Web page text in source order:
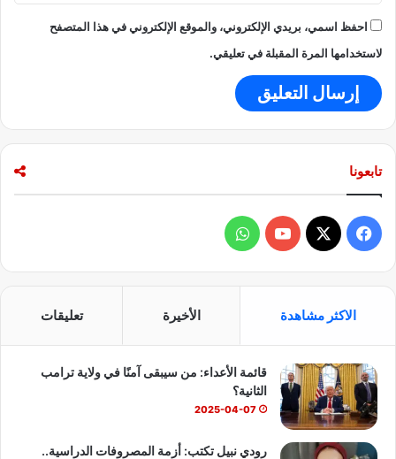
احفظ اسمي، بريدي الإلكتروني، والموقع الإلكتروني في هذا المتصفح
لاستخدامها المرة المقبلة في تعليقي.
تابعونا
ي
و
ك
X
Y
T
u
ا
ا
ب
الاكثر مشاهدة الأخيرة تعليقات
قائمة الأعداء: من سيبقى آمنًا في ولاية ترامب
الثانية؟
2025-04-07
رودي نبيل تكتب: أزمة المصروفات الدراسية..